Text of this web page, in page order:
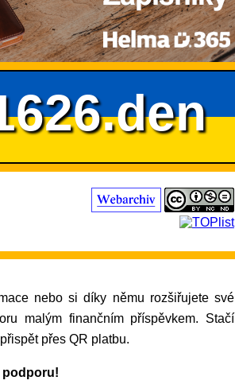
malým finančním příspěvkem. Stačí
přes QR platbu.
podporu!